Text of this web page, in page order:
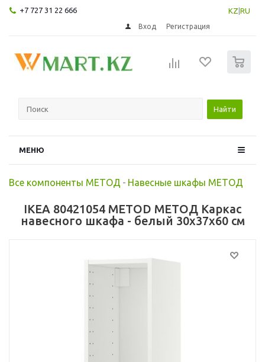
+7 727 31 22 666 KZ RU
Вход Регистрация
Найти
МЕНЮ
Все компоненты МЕТОД - Навесные шкафы МЕТОД
IKEA 80421054 METOD МЕТОД Каркас
навесного шкафа - белый 30x37x60 см